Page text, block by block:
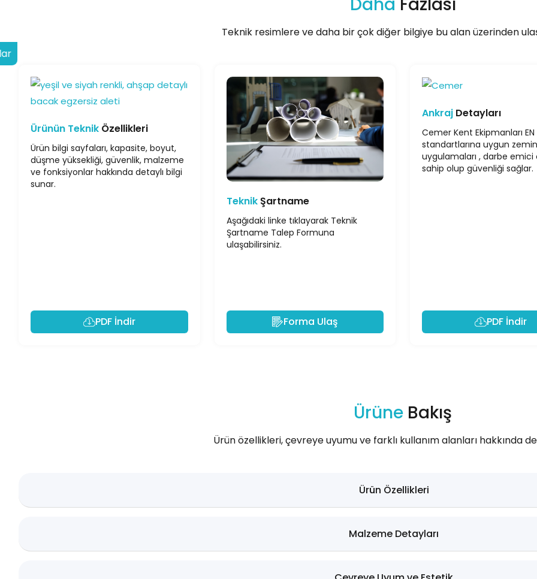
Teknik resimlere ve daha bir çok diğer bilgiye bu alan üzerinden
Ürünün Teknik Özellikleri
Ürün bilgi sayfaları, kapasite, boyut,
düşme yüksekliği, güvenlik, malzeme
ve fonksiyonlar hakkında detaylı bilgi
sunar.
PDF İndir
TeknikŞartname
Aşağıdaki linke tıklayarak Teknik
Şartname Talep Formuna
ulaşabilirsiniz.
Forma Ulaş
Ankraj Detayları
Cemer Kent Ekipmanları EN
standartlarına uygun zemin
uygulamaları , darbe emici
sahip olup güvenliği sağlar.
PDF İndir
Ürüne Bakış
Ürün özellikleri, çevreye uyumu ve farklı kullanım alanları hakkında
Ürün Özellikleri
Malzeme Detayları